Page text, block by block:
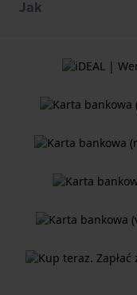
Jak